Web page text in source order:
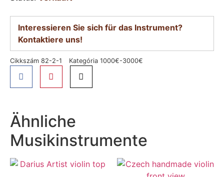
Interessieren Sie sich für das Instrument?
Kontaktiere uns!
Cikkszám 82-2-1 Kategória 1000€-3000€
Ähnliche
Musikinstrumente